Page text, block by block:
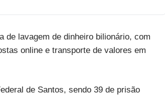
de lavagem de dinheiro bilionário, com
online e transporte de valores em
de Santos, sendo 39 de prisão